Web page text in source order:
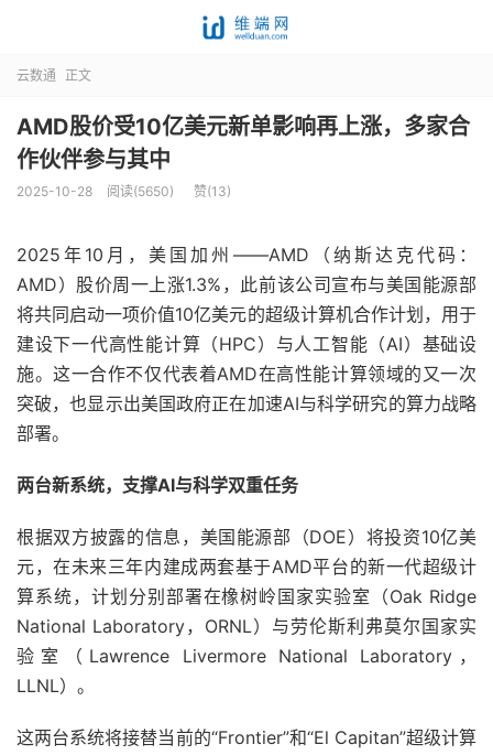
云数通 正文
AMD股价受10亿美元新单影响再上涨，多家合
作伙伴参与其中
2025-10-28 阅读(5650) 赞(13)
2025年10月，美国加州——AMD（纳斯达克代码：
AMD）股价周一上涨1.3%，此前该公司宣布与美国能源部
将共同启动一项价值10亿美元的超级计算机合作计划，用于
建设下一代高性能计算（HPC）与人工智能（AI）基础设
施。这一合作不仅代表着AMD在高性能计算领域的又一次
突破，也显示出美国政府正在加速AI与科学研究的算力战略
部署。
两台新系统，支撑AI与科学双重任务
根据双方披露的信息，美国能源部（DOE）将投资10亿美
元，在未来三年内建成两套基于AMD平台的新一代超级计
算系统，计划分别部署在橡树岭国家实验室（Oak Ridge
National Laboratory，ORNL）与劳伦斯利弗莫尔国家实
验室（Lawrence Livermore National Laboratory，
LLNL）。
这两台系统将接替当前的“Frontier”和“El Capitan”超级计算